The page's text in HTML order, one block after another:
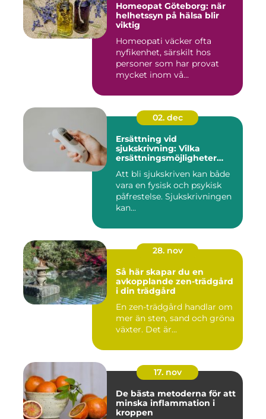
Homeopat Göteborg: när
helhetssyn på hälsa blir
viktig
Homeopati väcker ofta
nyfikenhet, särskilt hos
personer som har provat
mycket inom vå...
02. dec
Ersättning vid
sjukskrivning: Vilka
ersättningsmöjligheter
Att bli sjukskriven kan både
vara en fysisk och psykisk
påfrestelse. Sjukskrivningen
kan...
28. nov
Så här skapar du en
avkopplande zen-trädgård
i din trädgård
En zen-trädgård handlar om
mer än sten, sand och gröna
växter. Det är...
17. nov
De bästa metoderna för att
minska inflammation i
kroppen